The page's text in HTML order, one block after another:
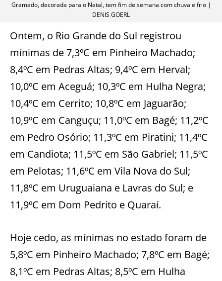
Gramado, decorada para o Natal, tem fim de semana com chuva e frio |
DENIS GOERL
Ontem, o Rio Grande do Sul registrou
mínimas de 7,3ºC em Pinheiro Machado;
8,4ºC em Pedras Altas; 9,4ºC em Herval;
10,0ºC em Aceguá; 10,3ºC em Hulha Negra;
10,4ºC em Cerrito; 10,8ºC em Jaguarão;
10,9ºC em Canguçu; 11,0ºC em Bagé; 11,2ºC
em Pedro Osório; 11,3ºC em Piratini; 11,4ºC
em Candiota; 11,5ºC em São Gabriel; 11,5ºC
em Pelotas; 11,6ºC em Vila Nova do Sul;
11,8ºC em Uruguaiana e Lavras do Sul; e
11,9ºC em Dom Pedrito e Quaraí.
Hoje cedo, as mínimas no estado foram de
5,8ºC em Pinheiro Machado; 7,8ºC em Bagé;
8,1ºC em Pedras Altas; 8,5ºC em Hulha